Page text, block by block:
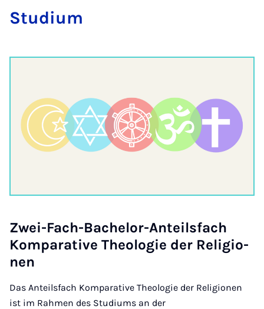
Stu­di­um
Zwei-Fach-Ba­che­lor-An­teils­fach
Kom­pa­ra­ti­ve Theo­lo­gie der Re­li­gi­o­
nen
Das Anteilsfach Komparative Theologie der Religionen
ist im Rahmen des Studiums an der